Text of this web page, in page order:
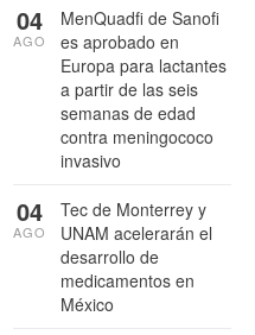
MenQuadfi de Sanofi
es aprobado en
Europa para lactantes
a partir de las seis
semanas de edad
contra meningococo
invasivo
04
AGO
Tec de Monterrey y
UNAM acelerarán el
desarrollo de
medicamentos en
México
04
AGO